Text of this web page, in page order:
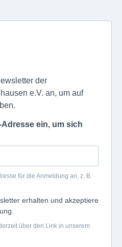
der
e.V. an, um auf
Adresse ein, um sich
für die Anmeldung an, z. B.
erhalten und akzeptiere
über den Link in unserem